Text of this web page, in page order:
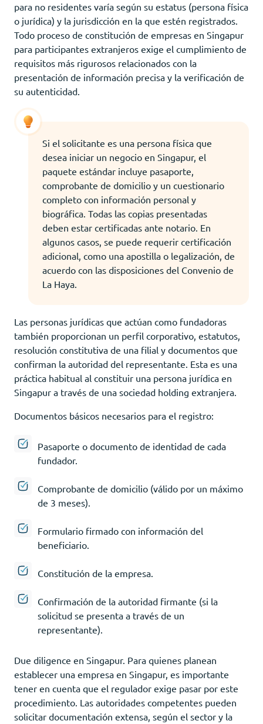
para no residentes varía según su estatus (persona física
o jurídica) y la jurisdicción en la que estén registrados.
Todo proceso de constitución de empresas en Singapur
para participantes extranjeros exige el cumplimiento de
requisitos más rigurosos relacionados con la
presentación de información precisa y la verificación de
su autenticidad.
Si el solicitante es una persona física que
desea iniciar un negocio en Singapur, el
paquete estándar incluye pasaporte,
comprobante de domicilio y un cuestionario
completo con información personal y
biográfica. Todas las copias presentadas
deben estar certificadas ante notario. En
algunos casos, se puede requerir certificación
adicional, como una apostilla o legalización, de
acuerdo con las disposiciones del Convenio de
La Haya.
Las personas jurídicas que actúan como fundadoras
también proporcionan un perfil corporativo, estatutos,
resolución constitutiva de una filial y documentos que
confirman la autoridad del representante. Esta es una
práctica habitual al constituir una persona jurídica en
Singapur a través de una sociedad holding extranjera.
Documentos básicos necesarios para el registro:
Pasaporte o documento de identidad de cada
fundador.
Comprobante de domicilio (válido por un máximo
de 3 meses).
Formulario firmado con información del
beneficiario.
Constitución de la empresa.
Confirmación de la autoridad firmante (si la
solicitud se presenta a través de un
representante).
Due diligence en Singapur. Para quienes planean
establecer una empresa en Singapur, es importante
tener en cuenta que el regulador exige pasar por este
procedimiento. Las autoridades competentes pueden
solicitar documentación extensa, según el sector y la